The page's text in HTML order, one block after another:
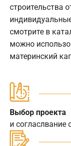
строительства
смотрите в
можно
материнский
Выбор проекта
и согласлвание